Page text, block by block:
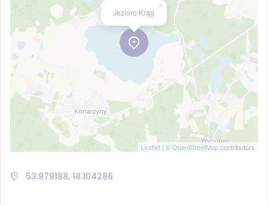
Jezioro Krąg
×
Leaflet | ©OpenStreetMapcontributors
53.979188, 18.104286